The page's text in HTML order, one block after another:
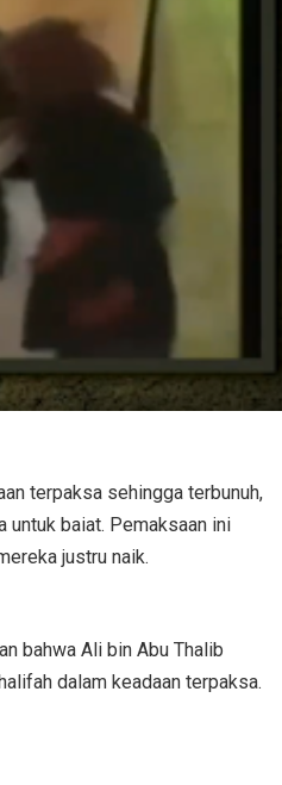
Penyimpangan dalam
Syiah dalam Menyikapi
dan Konsep Imamah yang
dan Ketidakkonsistenan
dan Kedustaan tentang Hak
dan Ketidakbenaran Ajarannya
dan Kedustaan tentang
Upaya Merusak Ukhuwah
dan Klaim Palsu tentang
Syiah dalam Menjadikan
Syiah Menganggap Ulama
terpaksa sehingga terbunuh,
untuk baiat. Pemaksaan ini
justru naik.
bahwa Ali bin Abu Thalib
dalam keadaan terpaksa.